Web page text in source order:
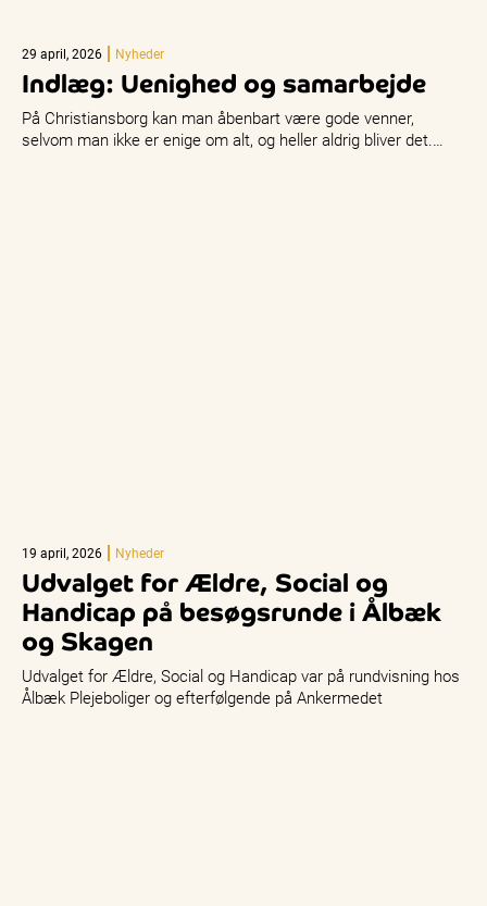
29 april, 2026 Nyheder
Indlæg: Uenighed og samarbejde
På Christiansborg kan man åbenbart være gode venner,
selvom man ikke er enige om alt, og heller aldrig bliver det.…
19 april, 2026 Nyheder
Udvalget for Ældre, Social og
Handicap på besøgsrunde i Ålbæk
og Skagen
Udvalget for Ældre, Social og Handicap var på rundvisning hos
Ålbæk Plejeboliger og efterfølgende på Ankermedet